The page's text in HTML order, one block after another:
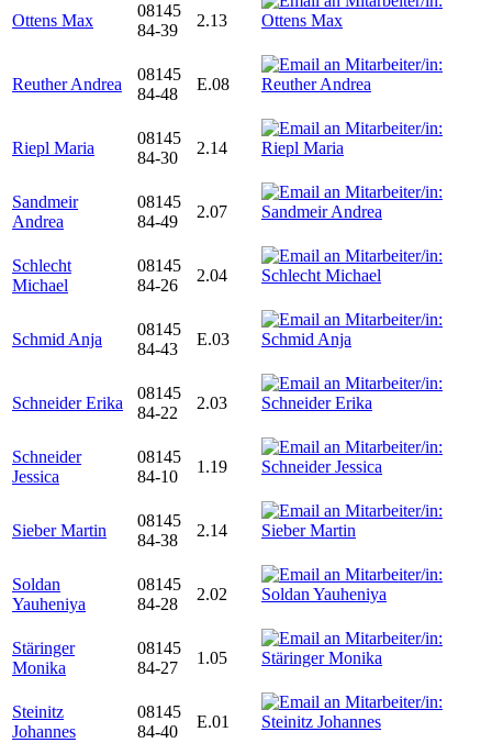
Ottens Max
08145
84-39
2.13
Reuther Andrea
08145
84-48
E.08
Riepl Maria
08145
84-30
2.14
Sandmeir
Andrea
08145
84-49
2.07
Schlecht
Michael
08145
84-26
2.04
Schmid Anja
08145
84-43
E.03
Schneider Erika
08145
84-22
2.03
Schneider
Jessica
08145
84-10
1.19
Sieber Martin
08145
84-38
2.14
Soldan
Yauheniya
08145
84-28
2.02
Stäringer
Monika
08145
84-27
1.05
Steinitz
Johannes
08145
84-40
E.01